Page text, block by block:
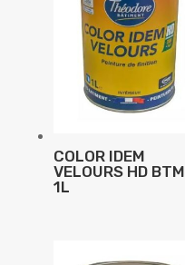
COLOR IDEM
VELOURS HD BTM
1L